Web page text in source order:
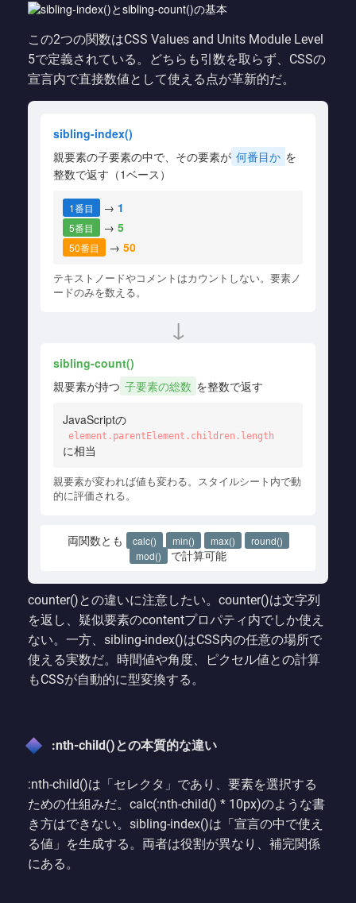
この2つの関数はCSS Values and Units Module Level
5で定義されている。どちらも引数を取らず、CSSの
宣言内で直接数値として使える点が革新的だ。
sibling-index()
親要素の子要素の中で、その要素が 何番目か を
整数で返す（1ベース）
1番目 → 1
5番目 → 5
50番目 → 50
テキストノードやコメントはカウントしない。要素ノ
ードのみを数える。
↓
sibling-count()
親要素が持つ 子要素の総数 を整数で返す
JavaScriptの
element.parentElement.children.length
に相当
親要素が変われば値も変わる。スタイルシート内で動
的に評価される。
両関数とも calc() min() max()
round()
mod()
で計算可能
counter()との違いに注意したい。counter()は文字列
を返し、疑似要素のcontentプロパティ内でしか使え
ない。一方、sibling-index()はCSS内の任意の場所で
使える実数だ。時間値や角度、ピクセル値との計算
もCSSが自動的に型変換する。
:nth-child()との本質的な違い
:nth-child()は「セレクタ」であり、要素を選択する
ための仕組みだ。calc(:nth-child() * 10px)のような書
き方はできない。sibling-index()は「宣言の中で使え
る値」を生成する。両者は役割が異なり、補完関係
にある。